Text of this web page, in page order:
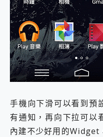
手機向下滑可以看到預
有通知，再向下拉可以
內建不少好用的Widget